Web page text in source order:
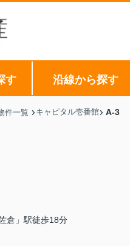
す 沿線から探す
件一覧 キャピタル壱番館 A-3
倉」駅徒歩18分